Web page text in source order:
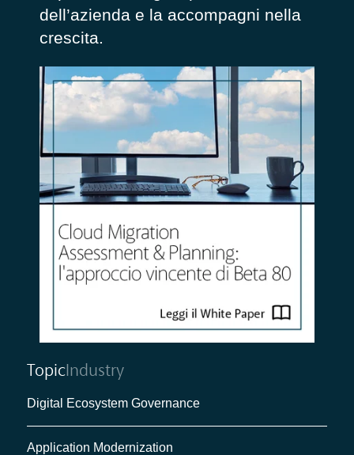
dell’azienda e la accompagni nella
crescita.
TopicIndustry
Digital Ecosystem Governance
Application Modernization